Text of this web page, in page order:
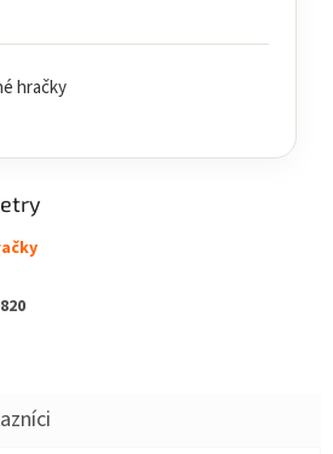
hračky